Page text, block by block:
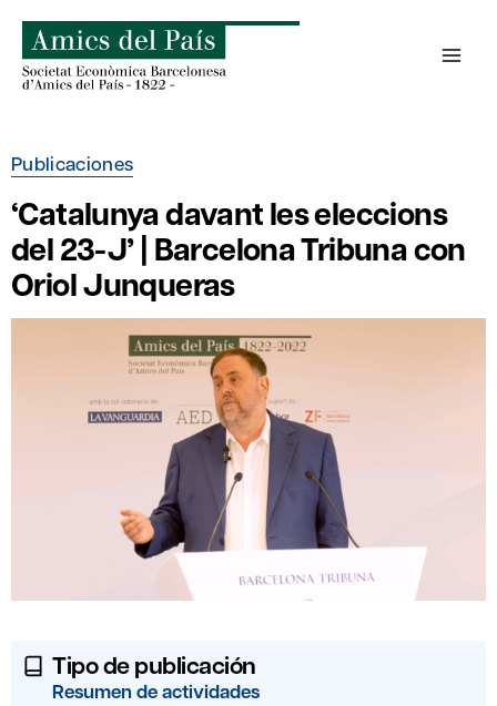
contenido
Publicaciones
‘Catalunya davant les eleccions
del 23-J’ | Barcelona Tribuna con
Oriol Junqueras
Tipo de publicación
Resumen de actividades